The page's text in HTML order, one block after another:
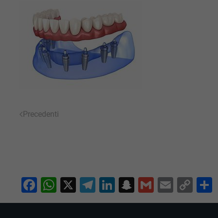
Precedenti
Facebook
WhatsApp
X Telegram
LinkedIn
Snapchat
GmailEmail
Copy